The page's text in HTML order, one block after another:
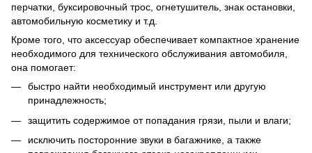
перчатки, буксировочный трос, огнетушитель, знак остановки,
автомобильную косметику и т.д.
Кроме того, что аксессуар обеспечивает компактное хранение
необходимого для технического обслуживания автомобиля,
она помогает:
быстро найти необходимый инструмент или другую
принадлежность;
защитить содержимое от попадания грязи, пыли и влаги;
исключить посторонние звуки в багажнике, а также